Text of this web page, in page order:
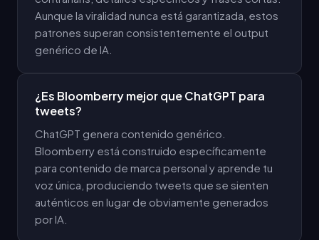
Aunque la viralidad nunca está garantizada, estos
patrones superan consistentemente el output
genérico de IA.
¿Es Bloomberry mejor que ChatGPT para
tweets?
ChatGPT genera contenido genérico.
Bloomberry está construido específicamente
para contenido de marca personal y aprende tu
voz única, produciendo tweets que se sienten
auténticos en lugar de obviamente generados
por IA.